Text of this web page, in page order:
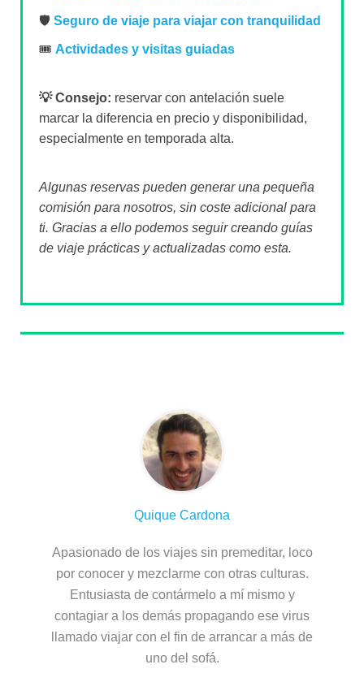
🛡️ Seguro de viaje para viajar con tranquilidad
🎟️ Actividades y visitas guiadas
💡 Consejo: reservar con antelación suele
marcar la diferencia en precio y disponibilidad,
especialmente en temporada alta.
Algunas reservas pueden generar una pequeña
comisión para nosotros, sin coste adicional para
ti. Gracias a ello podemos seguir creando guías
de viaje prácticas y actualizadas como esta.
Quique Cardona
Apasionado de los viajes sin premeditar, loco
por conocer y mezclarme con otras culturas.
Entusiasta de contármelo a mí mismo y
contagiar a los demás propagando ese virus
llamado viajar con el fin de arrancar a más de
uno del sofá.